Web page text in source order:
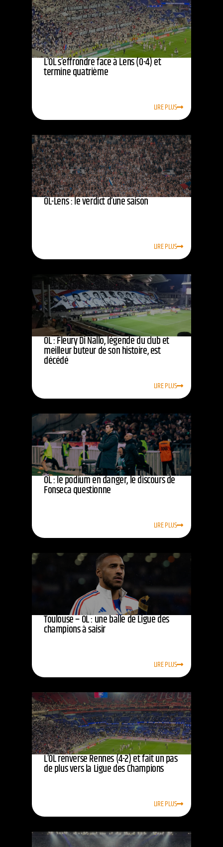
L’OL s’effrondre face à Lens (0-4) et
termine quatrième
LIRE PLUS
OL-Lens : le verdict d’une saison
LIRE PLUS
OL : Fleury Di Nallo, légende du club et
meilleur buteur de son histoire, est
décédé
LIRE PLUS
OL : le podium en danger, le discours de
Fonseca questionne
LIRE PLUS
Toulouse – OL : une balle de Ligue des
champions à saisir
LIRE PLUS
L’OL renverse Rennes (4-2) et fait un pas
de plus vers la Ligue des Champions
LIRE PLUS